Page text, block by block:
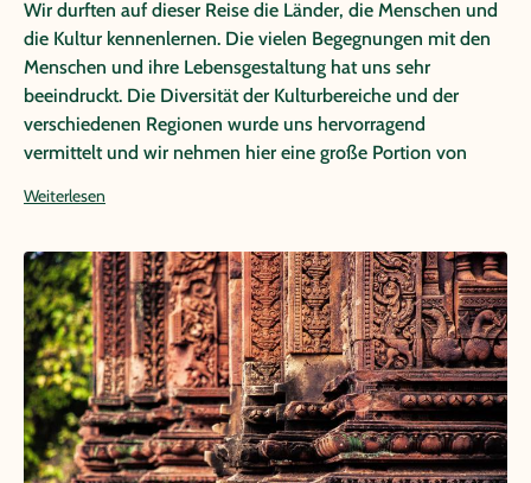
Wir durften auf dieser Reise die Länder, die Menschen und
die Kultur kennenlernen. Die vielen Begegnungen mit den
Menschen und ihre Lebensgestaltung hat uns sehr
beeindruckt. Die Diversität der Kulturbereiche und der
verschiedenen Regionen wurde uns hervorragend
vermittelt und wir nehmen hier eine große Portion von
sehr gute Erfahrung und wir bedanken uns sehr für die sehr
Weiterlesen